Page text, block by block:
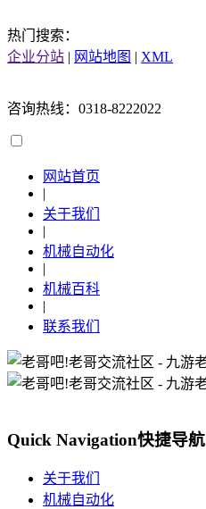
热门搜索：
企业分站 | 网站地图 | XML
咨询热线：0318-8222022
网站首页
|
关于我们
|
机械自动化
|
机械百科
|
联系我们
Quick Navigation快捷导航
关于我们
机械自动化